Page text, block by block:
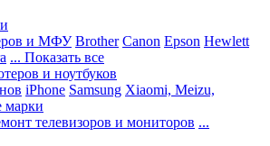
и МФУ Brother Canon Epson Hewlett
... Показать все
и ноутбуков
iPhone Samsung Xiaomi, Meizu,
марки
телевизоров и мониторов ...